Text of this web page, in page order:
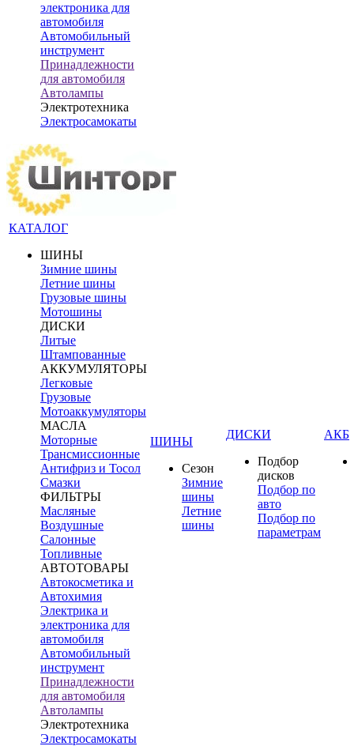
электроника для
автомобиля
Автомобильный
инструмент
Принадлежности
для автомобиля
Автолампы
Электротехника
Электросамокаты
КАТАЛОГ
ШИНЫ
Зимние шины
Летние шины
Грузовые шины
Мотошины
ДИСКИ
Литые
Штампованные
АККУМУЛЯТОРЫ
Легковые
Грузовые
Мотоаккумуляторы
МАСЛА
Моторные
Трансмиссионные
Антифриз и Тосол
Смазки
ФИЛЬТРЫ
Масляные
Воздушные
Салонные
Топливные
АВТОТОВАРЫ
Автокосметика и
Автохимия
Электрика и
электроника для
автомобиля
Автомобильный
инструмент
Принадлежности
для автомобиля
Автолампы
Электротехника
Электросамокаты
ШИНЫ
Сезон
Зимние
шины
Летние
шины
ДИСКИ
Подбор
дисков
Подбор по
авто
Подбор по
параметрам
АКБ